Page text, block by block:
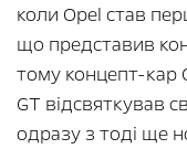
коли Opel став
що представив
тому концепт-кар
GT відсвяткував
одразу з тоді ще